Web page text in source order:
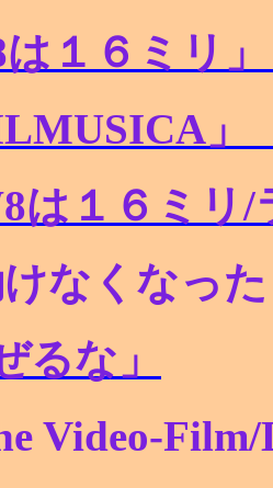
は１６ミリ
は１６ミリ/
けなくなっ
るな」
Video-